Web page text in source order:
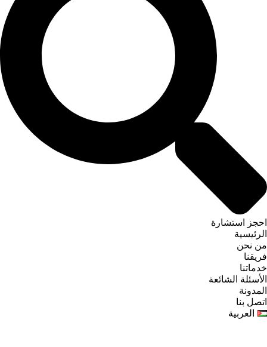
احجز استشارة
الرئيسية
من نحن
فريقنا
خدماتنا
الأسئلة الشائعة
المدونة
اتصل بنا
العربية